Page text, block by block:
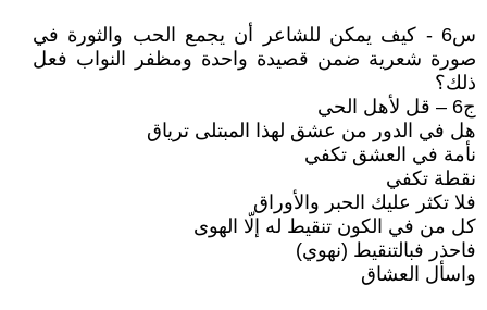
س6 - كيف يمكن للشاعر أن يجمع الحب والثورة في
صورة شعرية ضمن قصيدة واحدة ومظفر النواب فعل
ذلك؟
ج6 – قل لأهل الحي
هل في الدور من عشق لهذا المبتلى ترياق
نأمة في العشق تكفي
نقطة تكفي
فلا تكثر عليك الحبر والأوراق
كل من في الكون تنقيط له إلّا الهوى
فاحذر فبالتنقيط (نهوي)
واسأل العشاق